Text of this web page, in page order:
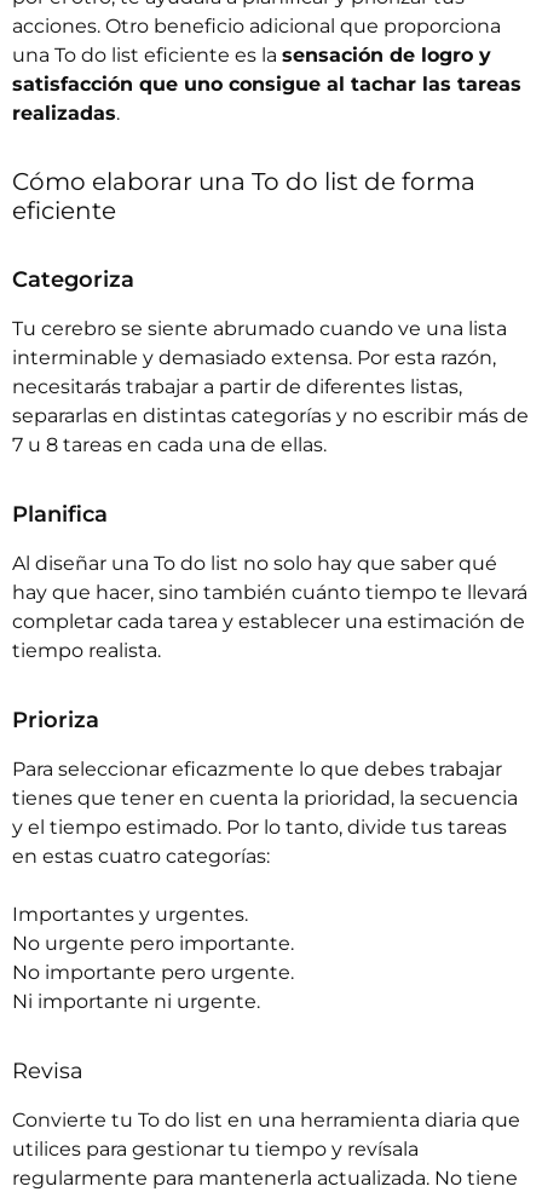
acciones. Otro beneficio adicional que proporciona
una To do list eficiente es la sensación de logro y
satisfacción que uno consigue al tachar las tareas
realizadas.
Cómo elaborar una To do list de forma
eficiente
Categoriza
Tu cerebro se siente abrumado cuando ve una lista
interminable y demasiado extensa. Por esta razón,
necesitarás trabajar a partir de diferentes listas,
separarlas en distintas categorías y no escribir más de
7 u 8 tareas en cada una de ellas.
Planifica
Al diseñar una To do list no solo hay que saber qué
hay que hacer, sino también cuánto tiempo te llevará
completar cada tarea y establecer una estimación de
tiempo realista.
Prioriza
Para seleccionar eficazmente lo que debes trabajar
tienes que tener en cuenta la prioridad, la secuencia
y el tiempo estimado. Por lo tanto, divide tus tareas
en estas cuatro categorías:
Importantes y urgentes.
No urgente pero importante.
No importante pero urgente.
Ni importante ni urgente.
Revisa
Convierte tu To do list en una herramienta diaria que
utilices para gestionar tu tiempo y revísala
regularmente para mantenerla actualizada. No tiene